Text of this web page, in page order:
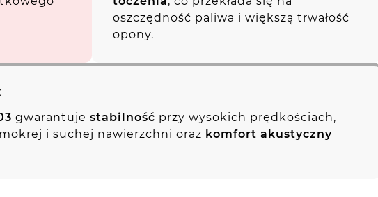
oszczędność paliwa i większą trwałość
opony.
gwarantuje stabilność przy wysokich prędkościach,
i suchej nawierzchni oraz komfort akustyczny